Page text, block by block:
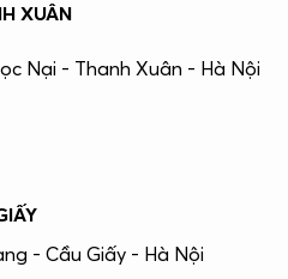
XUÂN
Nại - Thanh Xuân - Hà Nội
- Cầu Giấy - Hà Nội